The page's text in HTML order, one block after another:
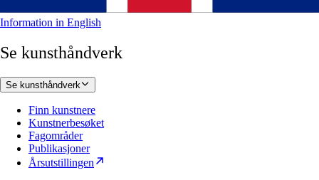
Information in English
Se kunsthåndverk
Se kunsthåndverk
Finn kunstnere
Kunstnerbesøket
Fagområder
Publikasjoner
Årsutstillingen